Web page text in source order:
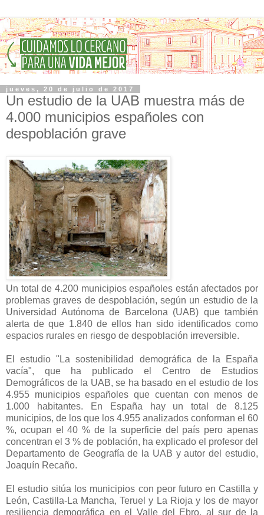
jueves, 20 de julio de 2017
Un estudio de la UAB muestra más de
4.000 municipios españoles con
despoblación grave
Un total de 4.200 municipios españoles están afectados por
problemas graves de despoblación, según un estudio de la
Universidad Autónoma de Barcelona (UAB) que también
alerta de que 1.840 de ellos han sido identificados como
espacios rurales en riesgo de despoblación irreversible.
El estudio "La sostenibilidad demográfica de la España
vacía", que ha publicado el Centro de Estudios
Demográficos de la UAB, se ha basado en el estudio de los
4.955 municipios españoles que cuentan con menos de
1.000 habitantes. En España hay un total de 8.125
municipios, de los que los 4.955 analizados conforman el 60
%, ocupan el 40 % de la superficie del país pero apenas
concentran el 3 % de población, ha explicado el profesor del
Departamento de Geografía de la UAB y autor del estudio,
Joaquín Recaño.
El estudio sitúa los municipios con peor futuro en Castilla y
León, Castilla-La Mancha, Teruel y La Rioja y los de mayor
resiliencia demográfica en el Valle del Ebro, al sur de la